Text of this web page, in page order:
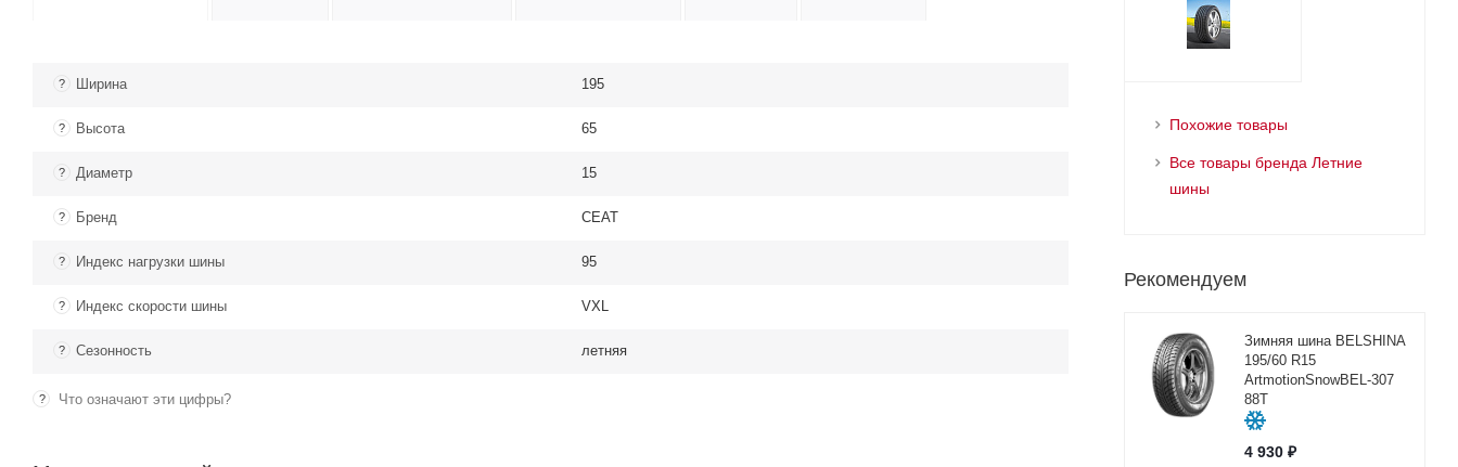
? Ширина 195
? Высота 65
? Диаметр 15
? Бренд CEAT
? Индекс нагрузки шины 95
? Индекс скорости шины VXL
? Сезонность летняя
? Что означают эти цифры?
Похожие товары
Все товары бренда Летние
шины
Рекомендуем
Зимняя шина BELSHINA
195/60 R15
ArtmotionSnowBEL-307
88T
4 930₽